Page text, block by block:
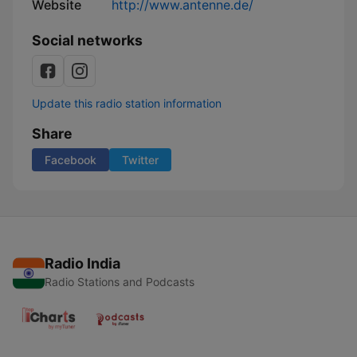
Website http://www.antenne.de/
Social networks
Update this radio station information
Share
Facebook Twitter
Radio India
Radio Stations and Podcasts